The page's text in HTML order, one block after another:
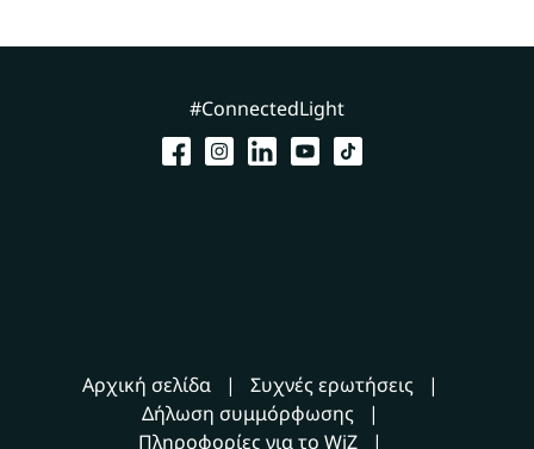
#ConnectedLight
Αρχική σελίδα
Συχνές ερωτήσεις
Δήλωση συμμόρφωσης
Πληροφορίες για το WiZ